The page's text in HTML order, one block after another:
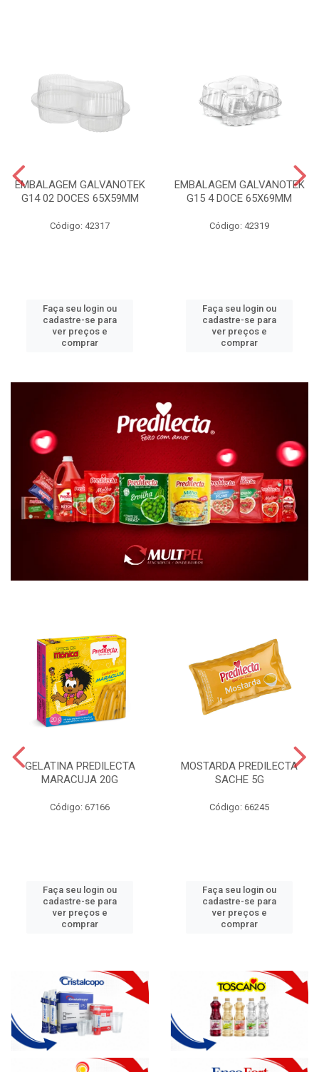
EMBALAGEM GALVANOTEK
G14 02 DOCES 65X59MM
Código: 42317
Faça seu login ou
cadastre-se para
ver preços e
comprar
EMBALAGEM GALVANOTEK
G15 4 DOCE 65X69MM
Código: 42319
Faça seu login ou
cadastre-se para
ver preços e
comprar
GELATINA PREDILECTA
MARACUJA 20G
Código: 67166
Faça seu login ou
cadastre-se para
ver preços e
comprar
MOSTARDA PREDILECTA
SACHE 5G
Código: 66245
Faça seu login ou
cadastre-se para
ver preços e
comprar